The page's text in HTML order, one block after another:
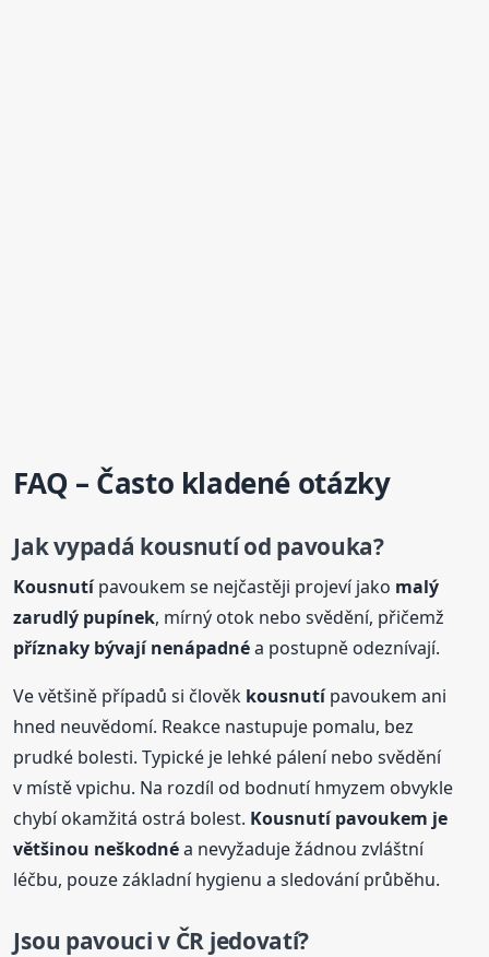
FAQ – Často kladené otázky
Jak vypadá kousnutíod pavouka?
Kousnutípavoukem se nejčastěji projeví jako malý
zarudlý pupínek, mírný otok nebo svědění, přičemž
příznaky bývají nenápadnéa postupně odeznívají.
Ve většině případů si člověk kousnutípavoukem ani
hned neuvědomí. Reakce nastupuje pomalu, bez
prudké bolesti. Typické je lehké pálení nebo svědění
v místě vpichu. Na rozdíl od bodnutí hmyzem obvykle
chybí okamžitá ostrá bolest. Kousnutípavoukem je
většinou neškodnéa nevyžaduje žádnou zvláštní
léčbu, pouze základní hygienu a sledování průběhu.
Jsou pavouci v ČR jedovatí?